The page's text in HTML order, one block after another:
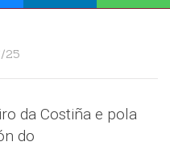
25
da Costiña e pola
do